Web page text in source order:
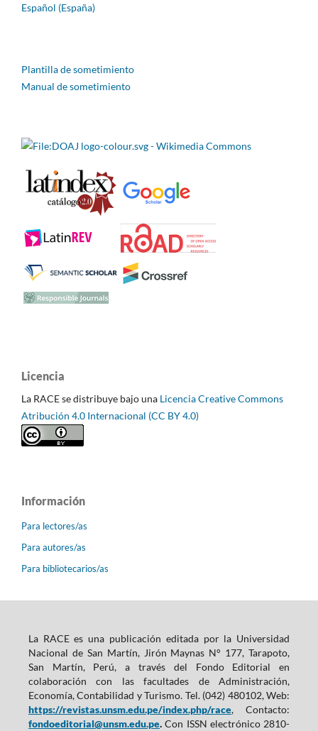
Español (España)
Plantilla de sometimiento
Manual de sometimiento
Licencia
La RACE se distribuye bajo una Licencia Creative Commons
Atribución 4.0 Internacional (CC BY 4.0)
Información
Para lectores/as
Para autores/as
Para bibliotecarios/as
La RACE es una publicación editada por la Universidad
Nacional de San Martín, Jirón Maynas N° 177, Tarapoto,
San Martín, Perú, a través del Fondo Editorial en
colaboración con las facultades de Administración,
Economía, Contabilidad y Turismo. Tel. (042) 480102, Web:
https://revistas.unsm.edu.pe/index.php/race, Contacto:
fondoeditorial@unsm.edu.pe.Con ISSN electrónico 2810-